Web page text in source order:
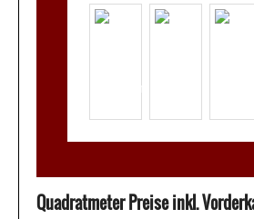
Quadratmeter Preise inkl.